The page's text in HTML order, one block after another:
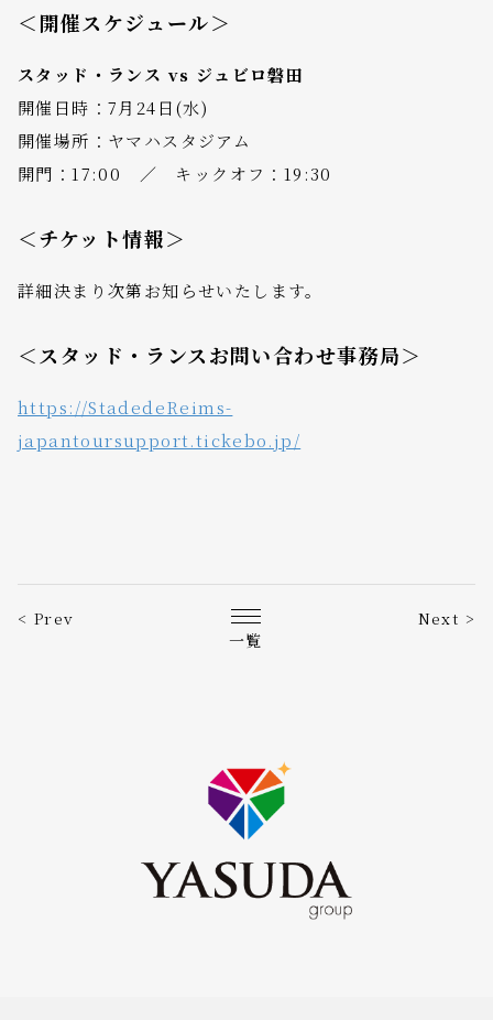
＜開催スケジュール＞
スタッド・ランス vs ジュビロ磐田
開催日時：7月24日(水)
開催場所：ヤマハスタジアム
開門：17:00 ／ キックオフ：19:30
＜チケット情報＞
詳細決まり次第お知らせいたします。
＜スタッド・ランスお問い合わせ事務局＞
https://StadedeReims-
japantoursupport.tickebo.jp/
< Prev
一覧
Next >